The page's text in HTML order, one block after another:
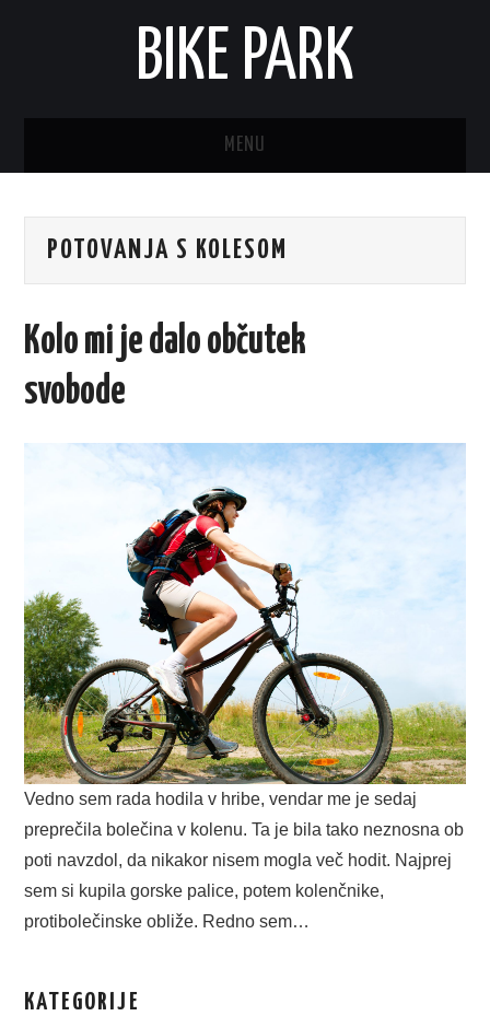
BIKE PARK
MENU
POTOVANJA S KOLESOM
Kolo mi je dalo občutek
svobode
Vedno sem rada hodila v hribe, vendar me je sedaj
preprečila bolečina v kolenu. Ta je bila tako neznosna ob
poti navzdol, da nikakor nisem mogla več hodit. Najprej
sem si kupila gorske palice, potem kolenčnike,
protibolečinske obliže. Redno sem…
KATEGORIJE